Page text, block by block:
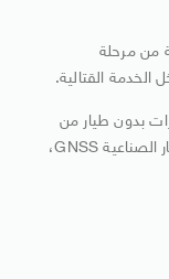
من مرحلة
الخدمة القتالية.
بدون طيار من
خلال الكشف عن قنوات استقبال إشارات الأقمار الصناعية GNSS،